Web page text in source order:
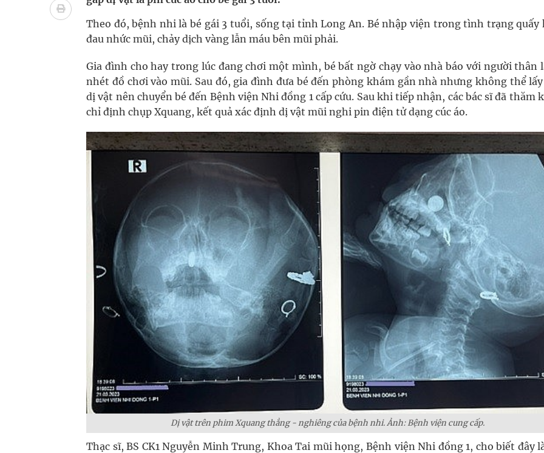
Quan Bằng Chứng Dược Lý Và Cơ Chế Phân Tử
Xây dựng bản đồ mạng lưới cấp cứu ngoại viện toàn quốc
"Nền kinh tế bạc" có thể trở thành động lực tăng trưởng mới của Việt Nam
Đắk Lắk: Đẩy nhanh tiến độ khám sức khỏe định kỳ, khám sàng lọc cho người dân
Tổng hợp những cách trị thâm body nách, bẹn, mông cực hiệu quả
Theo đó, bệnh nhi là bé gái 3 tuổi, sống tại tỉnh Long An. Bé nhập viện trong tình trạng quấy
đau nhức mũi, chảy dịch vàng lẫn máu bên mũi phải.
Gia đình cho hay trong lúc đang chơi một mình, bé bất ngờ chạy vào nhà báo với người thân
nhét đồ chơi vào mũi. Sau đó, gia đình đưa bé đến phòng khám gần nhà nhưng không thể
dị vật nên chuyển bé đến Bệnh viện Nhi đồng 1 cấp cứu. Sau khi tiếp nhận, các bác sĩ đã thăm
chỉ định chụp Xquang, kết quả xác định dị vật mũi nghi pin điện tử dạng cúc áo.
Dị vật trên phim Xquang thẳng - nghiêng của bệnh nhi. Ảnh: Bệnh viện cung cấp.
Thạc sĩ, BS CK1 Nguyễn Minh Trung, Khoa Tai mũi họng, Bệnh viện Nhi đồng 1, cho biết đây